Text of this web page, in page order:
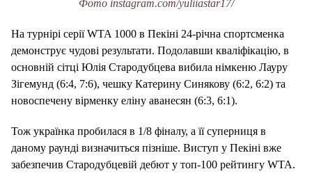
Фото instagram.com/yuliiastar17/
На турнірі серії WTA 1000 в Пекіні 24-річна спортсменка
демонструє чудові результати. Подолавши кваліфікацію, в
основній сітці Юлія Стародубцева вибила німкеню Лауру
Зігемунд (6:4, 7:6), чешку Катерину Синякову (6:2, 6:2) та
новоспечену вірменку еліну аванесян (6:3, 6:1).
Тож українка пробилася в 1/8 фіналу, а її суперниця в
даному раунді визначиться пізніше. Виступ у Пекіні вже
забезпечив Стародубцевій дебют у топ-100 рейтингу WTA.